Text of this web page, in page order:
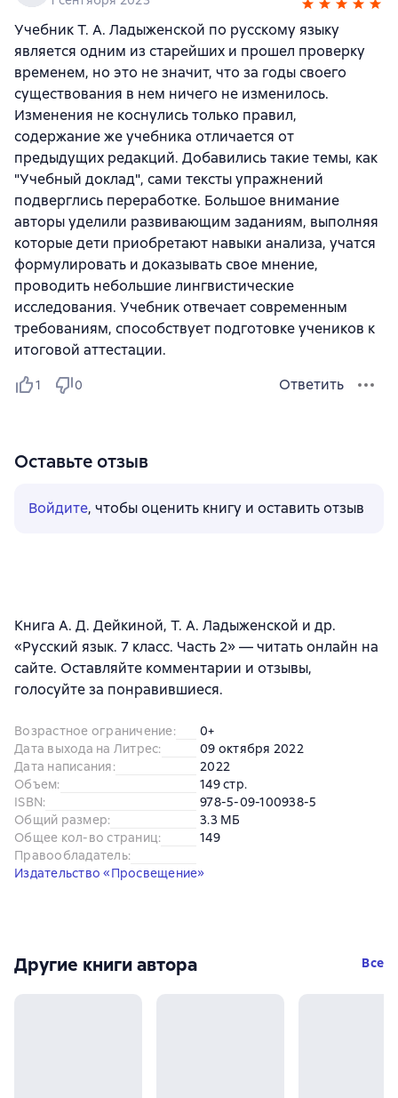
Учебник Т. А. Ладыженской по русскому языку
является одним из старейших и прошел проверку
временем, но это не значит, что за годы своего
существования в нем ничего не изменилось.
Изменения не коснулись только правил,
содержание же учебника отличается от
предыдущих редакций. Добавились такие темы, как
"Учебный доклад", сами тексты упражнений
подверглись переработке. Большое внимание
авторы уделили развивающим заданиям, выполняя
которые дети приобретают навыки анализа, учатся
формулировать и доказывать свое мнение,
проводить небольшие лингвистические
исследования. Учебник отвечает современным
требованиям, способствует подготовке учеников к
итоговой аттестации.
1 0 Ответить
Оставьте отзыв
Войдите, чтобы оценить книгу и оставить отзыв
Книга А. Д. Дейкиной, Т. А. Ладыженской и др.
«Русский язык. 7 класс. Часть 2» — читать онлайн на
сайте. Оставляйте комментарии и отзывы,
голосуйте за понравившиеся.
Возрастное ограничение:
0+
Дата выхода на Литрес:
09 октября 2022
Дата написания:
2022
Объем:
149 стр.
ISBN:
978-5-09-100938-5
Общий размер:
3.3 МБ
Общее кол-во страниц:
149
Правообладатель:
Издательство «Просвещение»
Другие книги автора Все